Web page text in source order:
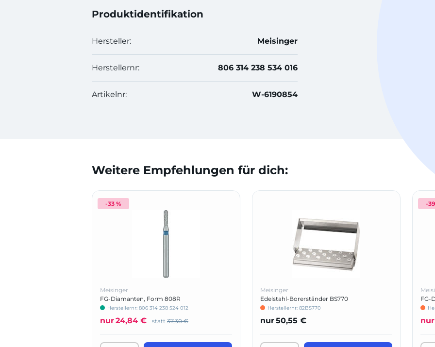
Produktidentifikation
Hersteller: Meisinger
Herstellernr: 806 314 238 534 016
Artikelnr: W-6190854
Weitere Empfehlungen für dich:
-33 %
Meisinger
FG-Diamanten, Form 808R
Herstellernr: 806 314 238 524 012
nur24,84 € statt 37,30 €
Meisinger
Edelstahl-Borerständer BS770
Herstellernr: 82BS770
nur50,55 €
-
FG-
nur